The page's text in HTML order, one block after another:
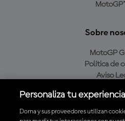
Sobre
MotoGP
Política de
Aviso
Política de
Personaliza tu experiencia
Dorna y sus proveedores utilizan